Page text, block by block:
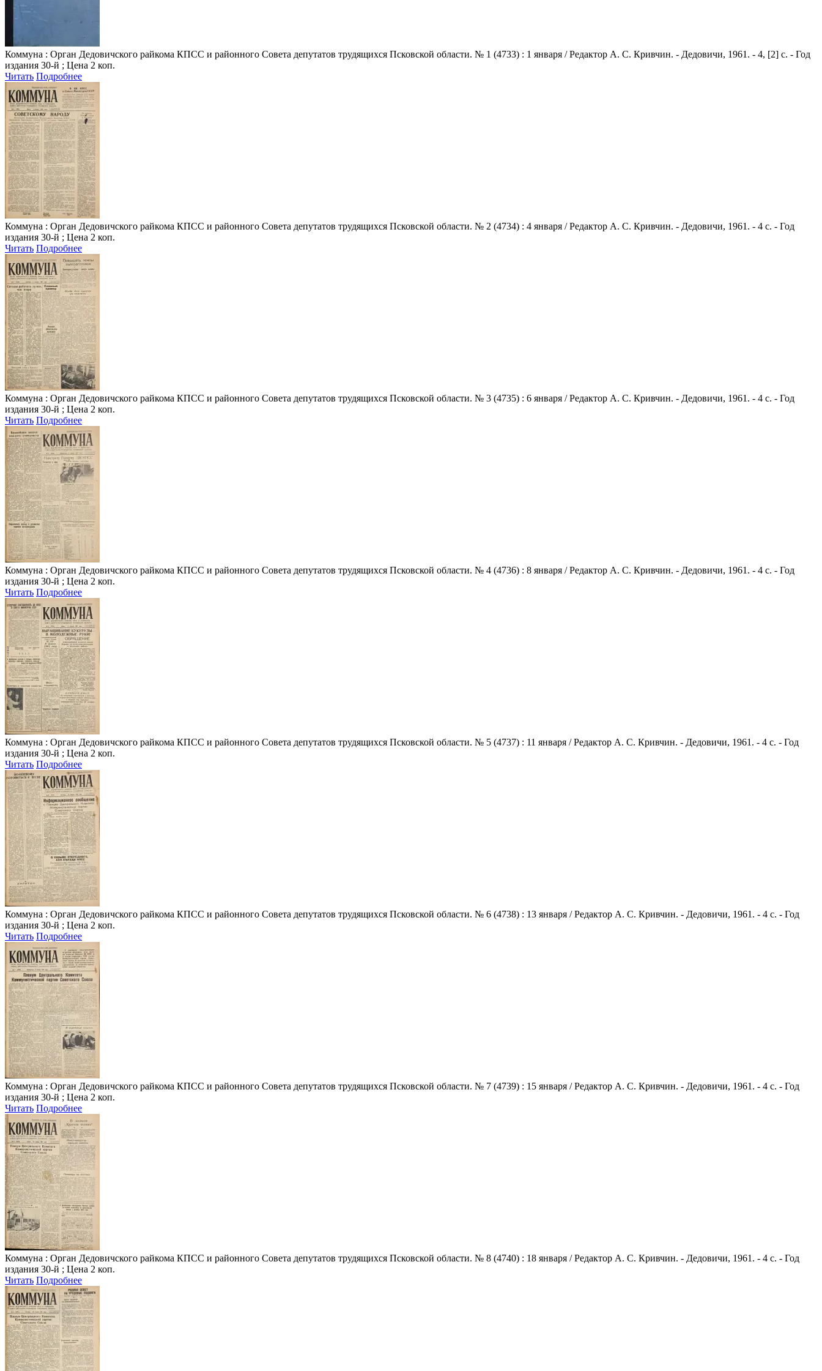
Коммуна : Орган Дедовичского райкома КПСС и районного Совета депутатов трудящихся Псковской области. № 1 (4733) : 1 января / Редактор А. С. Кривчин. - Дедовичи, 1961. - 4, [2] с. - Год
издания 30-й ; Цена 2 коп.
Читать Подробнее
Коммуна : Орган Дедовичского райкома КПСС и районного Совета депутатов трудящихся Псковской области. № 2 (4734) : 4 января / Редактор А. С. Кривчин. - Дедовичи, 1961. - 4 с. - Год
издания 30-й ; Цена 2 коп.
Читать Подробнее
Коммуна : Орган Дедовичского райкома КПСС и районного Совета депутатов трудящихся Псковской области. № 3 (4735) : 6 января / Редактор А. С. Кривчин. - Дедовичи, 1961. - 4 с. - Год
издания 30-й ; Цена 2 коп.
Читать Подробнее
Коммуна : Орган Дедовичского райкома КПСС и районного Совета депутатов трудящихся Псковской области. № 4 (4736) : 8 января / Редактор А. С. Кривчин. - Дедовичи, 1961. - 4 с. - Год
издания 30-й ; Цена 2 коп.
Читать Подробнее
Коммуна : Орган Дедовичского райкома КПСС и районного Совета депутатов трудящихся Псковской области. № 5 (4737) : 11 января / Редактор А. С. Кривчин. - Дедовичи, 1961. - 4 с. - Год
издания 30-й ; Цена 2 коп.
Читать Подробнее
Коммуна : Орган Дедовичского райкома КПСС и районного Совета депутатов трудящихся Псковской области. № 6 (4738) : 13 января / Редактор А. С. Кривчин. - Дедовичи, 1961. - 4 с. - Год
издания 30-й ; Цена 2 коп.
Читать Подробнее
Коммуна : Орган Дедовичского райкома КПСС и районного Совета депутатов трудящихся Псковской области. № 7 (4739) : 15 января / Редактор А. С. Кривчин. - Дедовичи, 1961. - 4 с. - Год
издания 30-й ; Цена 2 коп.
Читать Подробнее
Коммуна : Орган Дедовичского райкома КПСС и районного Совета депутатов трудящихся Псковской области. № 8 (4740) : 18 января / Редактор А. С. Кривчин. - Дедовичи, 1961. - 4 с. - Год
издания 30-й ; Цена 2 коп.
Читать Подробнее